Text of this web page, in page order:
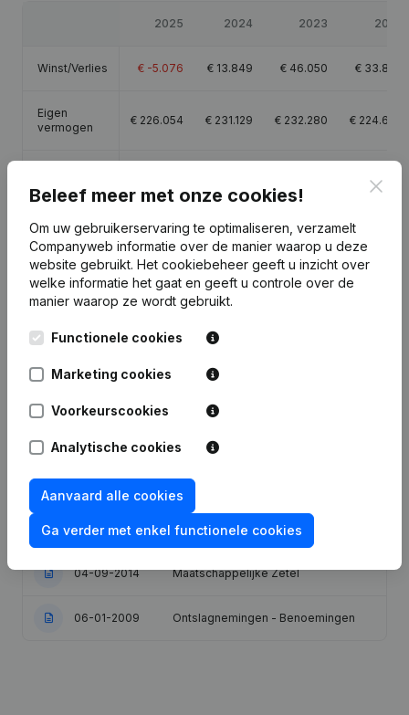
2025 2024 2023 2022
Winst/Verlies € -5.076 € 13.849 € 46.050 € 33.869
Eigen
vermogen
€ 226.054 € 231.129 € 232.280 € 224.630
Datum Publicatie
08-09-2021
Wijziging Juridische Vorm
26-11-2019 Ontslagnemingen - Benoemingen
04-09-2014 Maatschappelijke Zetel
06-01-2009 Ontslagnemingen - Benoemingen
Beleef meer met onze cookies!
Om uw gebruikerservaring te optimaliseren, verzamelt
Companyweb informatie over de manier waarop u deze
website gebruikt. Het cookiebeheer geeft u inzicht over
welke informatie het gaat en geeft u controle over de
manier waarop ze wordt gebruikt.
Functionele cookies
Marketing cookies
Voorkeurscookies
Analytische cookies
Aanvaard alle cookies
Ga verder met enkel functionele cookies